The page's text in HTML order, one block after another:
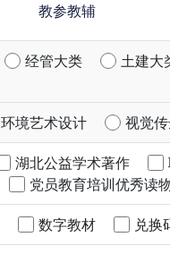
教参教辅
经管大类 土建大
环境艺术设计 视觉
湖北公益学术著作
党员教育培训优秀读
数字教材 兑换